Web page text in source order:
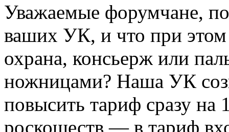
Уважаемые форумчане,
ваших УК, и что при
охрана, консьерж или
ножницами? Наша УК
повысить тариф сразу на
роскошеств — в тариф